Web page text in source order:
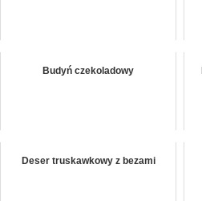
Budyń czekoladowy
Deser truskawkowy z bezami